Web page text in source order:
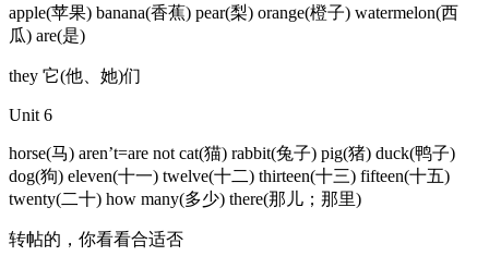
apple(苹果) banana(香蕉) pear(梨) orange(橙子) watermelon(西
瓜) are(是)
they 它(他、她)们
Unit 6
horse(马) aren’t=are not cat(猫) rabbit(兔子) pig(猪) duck(鸭子)
dog(狗) eleven(十一) twelve(十二) thirteen(十三) fifteen(十五)
twenty(二十) how many(多少) there(那儿；那里)
转帖的，你看看合适否